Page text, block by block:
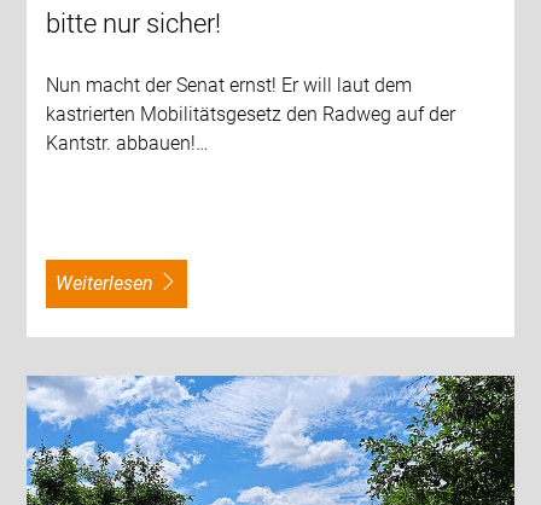
bitte nur sicher!
Nun macht der Senat ernst! Er will laut dem
kastrierten Mobilitätsgesetz den Radweg auf der
Kantstr. abbauen!…
weiterlesen